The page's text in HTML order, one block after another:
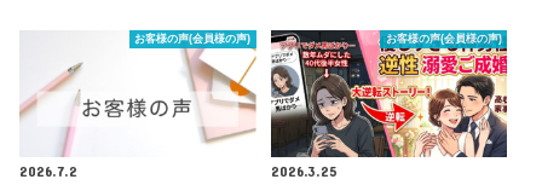
お客様の声(会員様の声)
2026.7.2
お客様の声(会員様の声)
2026.3.25